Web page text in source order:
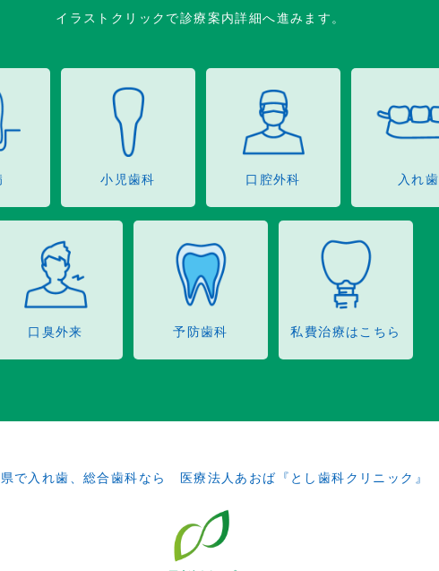
イラストクリックで診療案内詳細へ進みます。
小児歯科 口腔外科 入れ歯
口臭外来 予防歯科 私費治療はこちら
で入れ歯、総合歯科なら 医療法人あおば『とし歯科クリニック』